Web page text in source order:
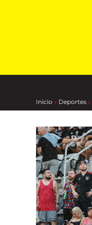
Inicio » Deportes »